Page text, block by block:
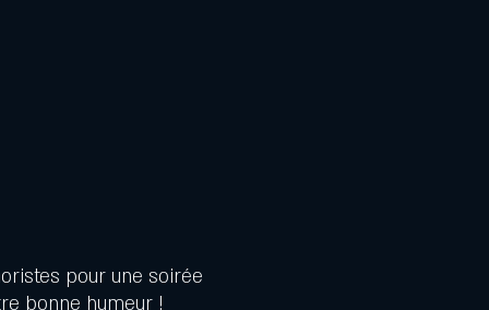
pour une soirée
bonne humeur !